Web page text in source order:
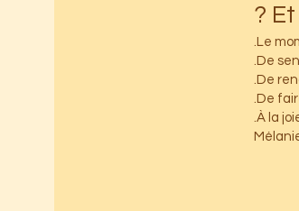
Le
De
De
De